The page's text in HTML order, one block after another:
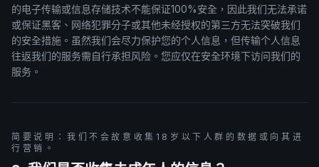
的电子传输或信息存储技术不能保证100%安全，因此我们无法承诺
或保证黑客、网络犯罪分子或其他未经授权的第三方无法突破我们
的安全措施。虽然我们会尽力保护您的个人信息，但传输个人信息
往返我们的服务需自行承担风险。您应仅在安全环境下访问我们的
服务。
简要说明：我们不会故意收集18岁以下人群的数据或向其进
行营销。